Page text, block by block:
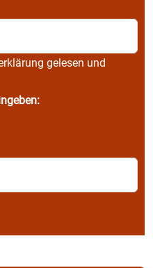
gelesen und